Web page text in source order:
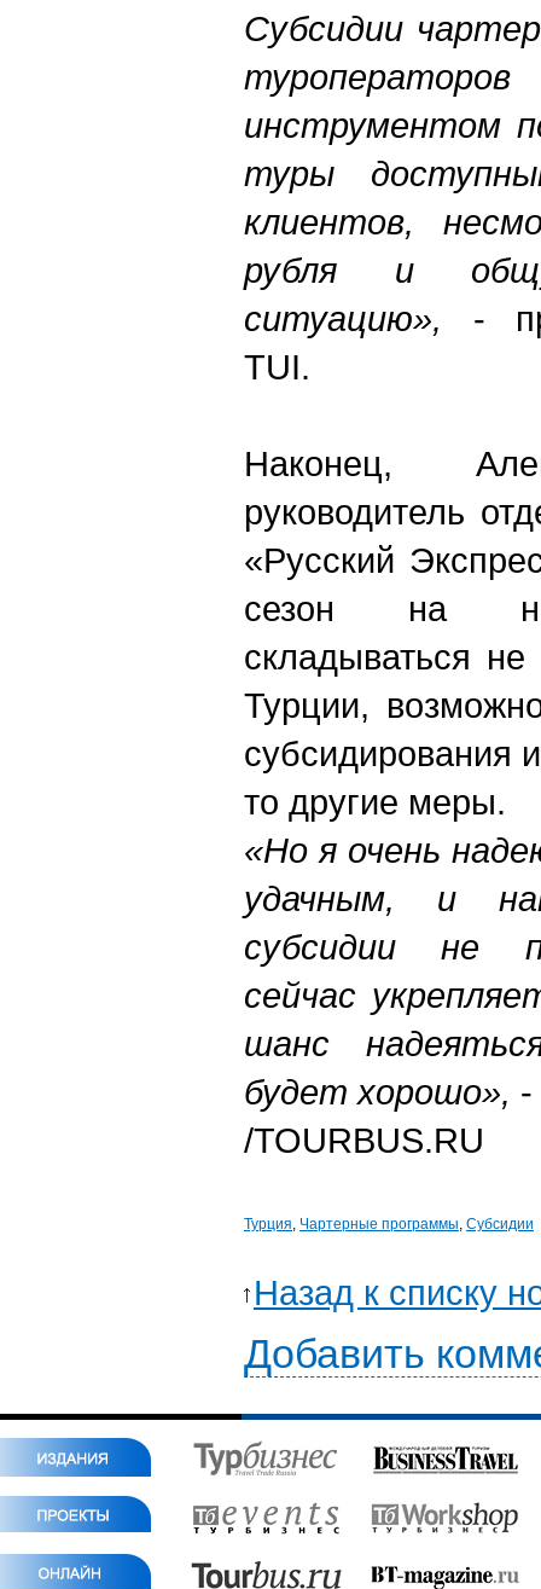
Субсидии
инструментом
туры
клиентов,
рубля и
ситуацию», -
TUI.
Наконец,
руководитель
«Русский
сезон на
складываться не
Турции,
субсидирования
то другие меры.
«Но я очень
удачным, и
субсидии не
сейчас
шанс
будет хорошо», -
/TOURBUS.RU
Турция, Чартерные программы, Субсидии
Назад к списку
Добавить